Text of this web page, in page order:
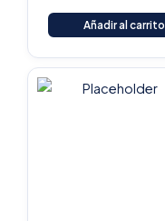
Añadir al carrito
price